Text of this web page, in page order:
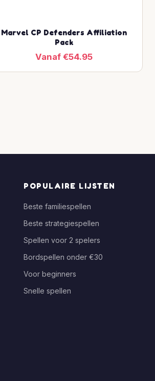
Marvel CP Defenders Affiliation
Pack
Vanaf €54.95
POPULAIRE LIJSTEN
Beste familiespellen
Beste strategiespellen
Spellen voor 2 spelers
Bordspellen onder €30
Voor beginners
Snelle spellen